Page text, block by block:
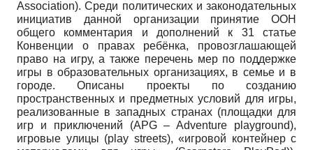
Association). Среди политических и законодательных
инициатив данной организации принятие ООН
общего комментария и дополнений к 31 статье
Конвенции о правах ребёнка, провозглашающей
право на игру, а также перечень мер по поддержке
игры в образовательных организациях, в семье и в
городе. Описаны проекты по созданию
пространственных и предметных условий для игры,
реализованные в западных странах (площадки для
игр и приключений (APG – Adventure playground),
игровые улицы (play streets), «игровой контейнер c